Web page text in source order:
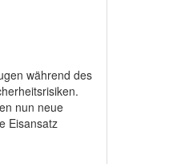
während des
nun neue
Eisansatz